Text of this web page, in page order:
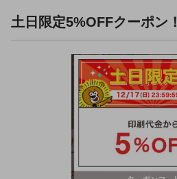
土日限定5%OFFクーポン！